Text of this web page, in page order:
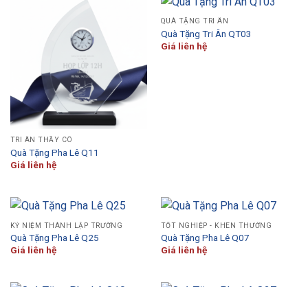
TRI ÂN THẦY CÔ
Quà Tặng Pha Lê Q11
Giá liên hệ
QUÀ TẶNG TRI ÂN
Quà Tặng Tri Ân QT03
Giá liên hệ
KỶ NIỆM THÀNH LẬP TRƯỜNG
Quà Tặng Pha Lê Q25
Giá liên hệ
TỐT NGHIỆP - KHEN THƯỞNG
Quà Tặng Pha Lê Q07
Giá liên hệ